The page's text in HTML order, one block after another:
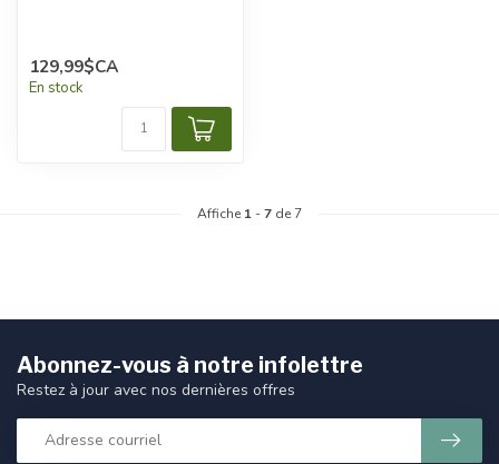
129,99$CA
En stock
Affiche 1 -7 de 7
Abonnez-vous à notre infolettre
Restez à jour avec nos dernières offres